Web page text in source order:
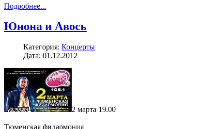
Подробнее...
Юнона и Авось
Категория: Концерты
Дата: 01.12.2012
2 марта 19.00
Тюменская филармония